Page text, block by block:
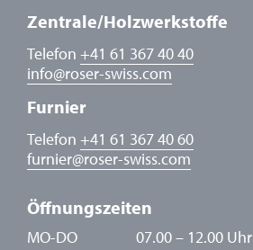
Zentrale/Holzwerkstoffe
Telefon +41 61 367 40 40
info@roser-swiss.com
Furnier
Telefon +41 61 367 40 60
furnier@roser-swiss.com
Öffnungszeiten
MO-DO
07.00 – 12.00 Uhr